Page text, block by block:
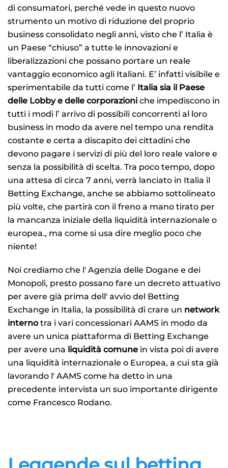
di consumatori, perché vede in questo nuovo
strumento un motivo di riduzione del proprio
business consolidato negli anni, visto che l’ Italia è
un Paese “chiuso” a tutte le innovazioni e
liberalizzazioni che possano portare un reale
vantaggio economico agli Italiani. E’ infatti visibile e
sperimentabile da tutti come l’ Italia sia il Paese
delle Lobby e delle corporazioni che impediscono in
tutti i modi l’ arrivo di possibili concorrenti al loro
business in modo da avere nel tempo una rendita
costante e certa a discapito dei cittadini che
devono pagare i servizi di più del loro reale valore e
senza la possibilità di scelta. Tra poco tempo, dopo
una attesa di circa 7 anni, verrà lanciato in Italia il
Betting Exchange, anche se abbiamo sottolineato
più volte, che partirà con il freno a mano tirato per
la mancanza iniziale della liquidità internazionale o
europea., ma come si usa dire meglio poco che
niente!
Noi crediamo che l' Agenzia delle Dogane e dei
Monopoli, presto possano fare un decreto attuativo
per avere già prima dell' avvio del Betting
Exchange in Italia, la possibilità di crare un network
internotra i vari concessionari AAMS in modo da
avere un unica piattaforma di Betting Exchange
per avere una liquidità comune in vista poi di avere
una liquidità internazionale o Europea, a cui sta già
lavorando l' AAMS come ha detto in una
precedente intervista un suo importante dirigente
come Francesco Rodano.